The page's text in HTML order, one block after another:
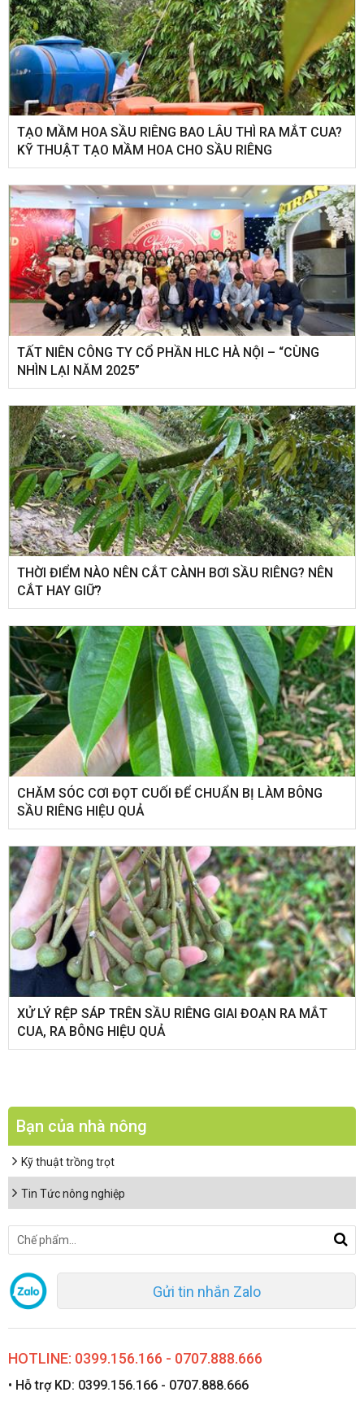
TẠO MẦM HOA SẦU RIÊNG BAO LÂU THÌ RA MẮT CUA?
KỸ THUẬT TẠO MẦM HOA CHO SẦU RIÊNG
​TẤT NIÊN CÔNG TY CỔ PHẦN HLC HÀ NỘI – “CÙNG
NHÌN LẠI NĂM 2025”
THỜI ĐIỂM NÀO NÊN CẮT CÀNH BƠI SẦU RIÊNG? NÊN
CẮT HAY GIỮ?
CHĂM SÓC CƠI ĐỌT CUỐI ĐỂ CHUẨN BỊ LÀM BÔNG
SẦU RIÊNG HIỆU QUẢ
XỬ LÝ RỆP SÁP TRÊN SẦU RIÊNG GIAI ĐOẠN RA MẮT
CUA, RA BÔNG HIỆU QUẢ
Bạn của nhà nông
Kỹ thuật trồng trọt
Tin Tức nông nghiệp
Gửi tin nhắn Zalo
HOTLINE: 0399.156.166 - 0707.888.666
• Hỗ trợ KD: 0399.156.166 - 0707.888.666